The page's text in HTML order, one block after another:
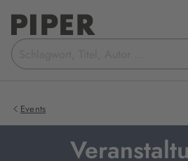
Suchbegriff
eingeben
Events